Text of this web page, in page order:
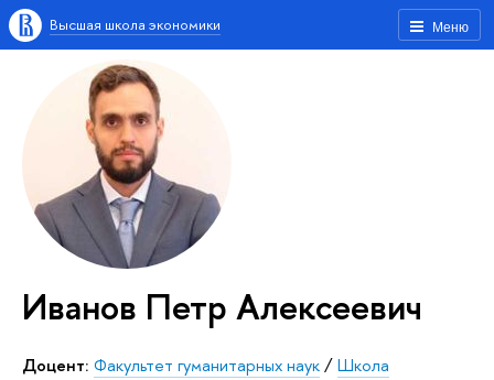
Меню
Высшая школа экономики
Иванов Петр Алексеевич
Доцент: Факультет гуманитарных наук/Школа